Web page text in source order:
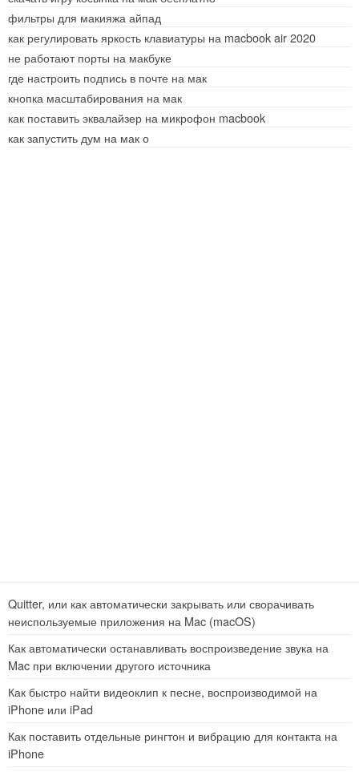
фильтры для макияжа айпад
как регулировать яркость клавиатуры на macbook air 2020
не работают порты на макбуке
где настроить подпись в почте на мак
кнопка масштабирования на мак
как поставить эквалайзер на микрофон macbook
как запустить дум на мак о
Quitter, или как автоматически закрывать или сворачивать
неиспользуемые приложения на Mac (macOS)
Как автоматически останавливать воспроизведение звука на
Mac при включении другого источника
Как быстро найти видеоклип к песне, воспроизводимой на
iPhone или iPad
Как поставить отдельные рингтон и вибрацию для контакта на
iPhone